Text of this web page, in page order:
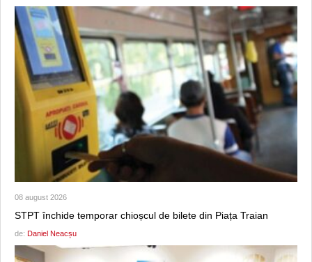
08 august 2026
STPT închide temporar chioșcul de bilete din Piața Traian
de: Daniel Neacșu